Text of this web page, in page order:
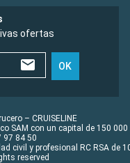
ofertas
OK
– CRUISELINE
SAM con un capital de 150 000
97 84 50
civil y profesional RC RSA de
reserved